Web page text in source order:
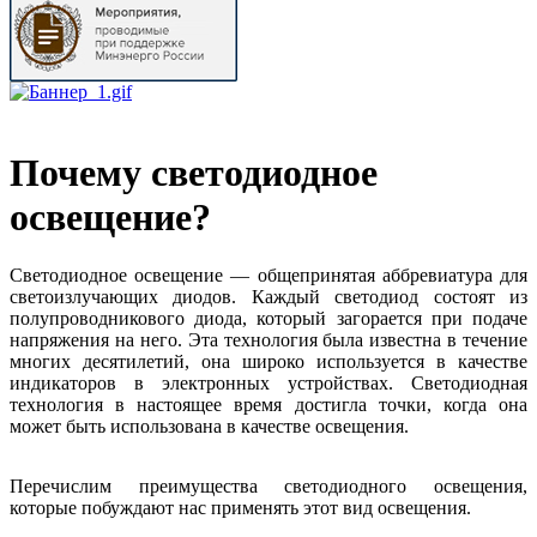
Почему светодиодное
освещение?
Светодиодное освещение — общепринятая аббревиатура для
светоизлучающих диодов. Каждый светодиод состоят из
полупроводникового диода, который загорается при подаче
напряжения на него. Эта технология была известна в течение
многих десятилетий, она широко используется в качестве
индикаторов в электронных устройствах. Светодиодная
технология в настоящее время достигла точки, когда она
может быть использована в качестве освещения.
Перечислим преимущества светодиодного освещения,
которые побуждают нас применять этот вид освещения.